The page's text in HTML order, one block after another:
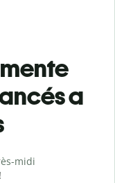
a
midi